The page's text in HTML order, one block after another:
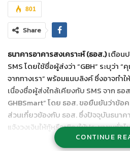
801
Share
ธนาคารอาคารสงเคราะห์ (ธอส.)เตือน
SMS โดยใช้ชื่อผู้ส่งว่า “GBH” ระบุว่า
จากทางเรา” พร้อมแนบลิงค์ ซึ่งอาจทำ
เนื่องชื่อผู้ส่งใกล้เคียงกับ SMS จาก ธอ
GHBSmart” โดย ธอส. ขอยืนยันว่าข้อค
ส่วนเกี่ยวข้องกับ ธอส. ซึ่งปัจจุบันธนาค
แจ้งวงเงินให้กู้หรือเชิญให้ประชาชนทั่ว
ทั้งนี้ หากลูกค้าประชาชนได้รับ SMS ใ
CONTINUE